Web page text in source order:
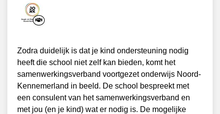
Zodra duidelijk is dat je kind ondersteuning nodig
heeft die school niet zelf kan bieden, komt het
samenwerkingsverband voortgezet onderwijs Noord-
Kennemerland in beeld. De school bespreekt met
een consulent van het samenwerkingsverband en
met jou (en je kind) wat er nodig is. De mogelijke